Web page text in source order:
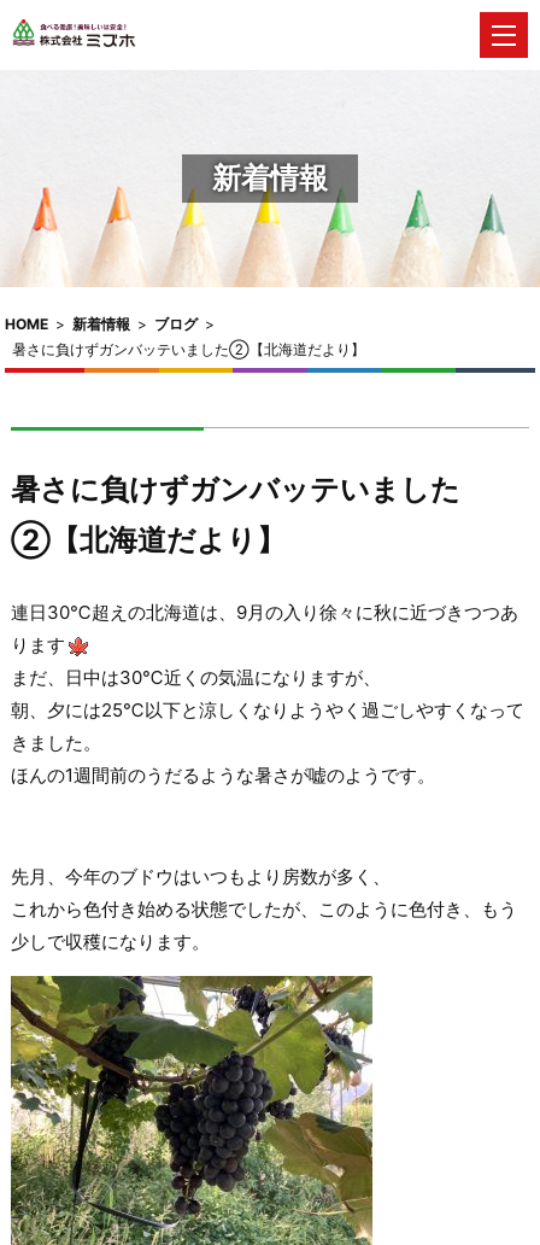
新着情報
HOME > 新着情報 > ブログ>
暑さに負けずガンバッテいました②【北海道だより】
暑さに負けずガンバッテいました
②【北海道だより】
連日30℃超えの北海道は、9月の入り徐々に秋に近づきつつあ
ります
まだ、日中は30℃近くの気温になりますが、
朝、夕には25℃以下と涼しくなりようやく過ごしやすくなって
きました。
ほんの1週間前のうだるような暑さが嘘のようです。
先月、今年のブドウはいつもより房数が多く、
これから色付き始める状態でしたが、このように色付き、もう
少しで収穫になります。